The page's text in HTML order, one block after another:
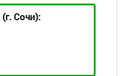
(г. Сочи):